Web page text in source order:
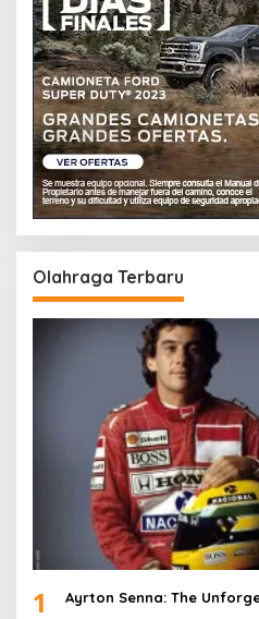
Olahraga Terbaru
1 Ayrton Senna: The